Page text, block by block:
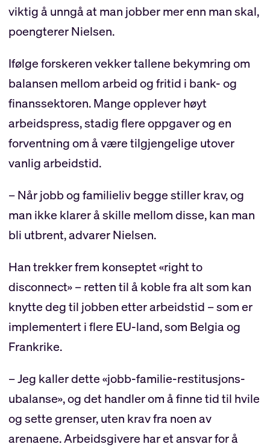
viktig å unngå at man jobber mer enn man skal,
poengterer Nielsen.
Ifølge forskeren vekker tallene bekymring om
balansen mellom arbeid og fritid i bank- og
finanssektoren. Mange opplever høyt
arbeidspress, stadig flere oppgaver og en
forventning om å være tilgjengelige utover
vanlig arbeidstid.
– Når jobb og familieliv begge stiller krav, og
man ikke klarer å skille mellom disse, kan man
bli utbrent, advarer Nielsen.
Han trekker frem konseptet «right to
disconnect» – retten til å koble fra alt som kan
knytte deg til jobben etter arbeidstid – som er
implementert i flere EU-land, som Belgia og
Frankrike.
– Jeg kaller dette «jobb-familie-restitusjons-
ubalanse», og det handler om å finne tid til hvile
og sette grenser, uten krav fra noen av
arenaene. Arbeidsgivere har et ansvar for å